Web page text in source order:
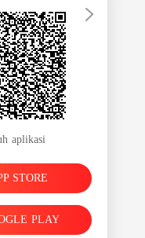
aplikasi
STORE
PLAY